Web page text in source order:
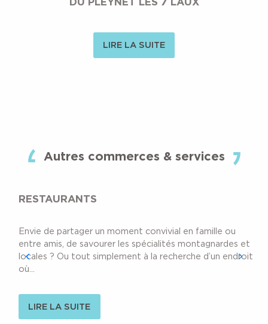
LIRE LA SUITE
Autres commerces & services
RESTAURANTS
Envie de partager un moment convivial en famille ou
entre amis, de savourer les spécialités montagnardes et
locales ? Ou tout simplement à la recherche d’un endroit
où...
LIRE LA SUITE